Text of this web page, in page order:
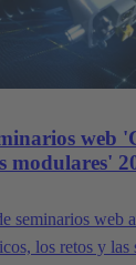
web
modulares'
seminarios web
los retos y las